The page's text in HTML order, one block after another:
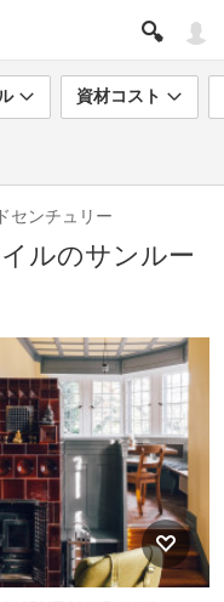
資材コスト
センチュリー
ルのサンルー